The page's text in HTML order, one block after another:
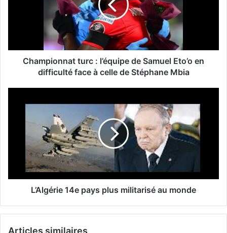
Championnat turc : l’équipe de Samuel Eto’o en
difficulté face à celle de Stéphane Mbia
L’Algérie 14e pays plus militarisé au monde
Articles similaires